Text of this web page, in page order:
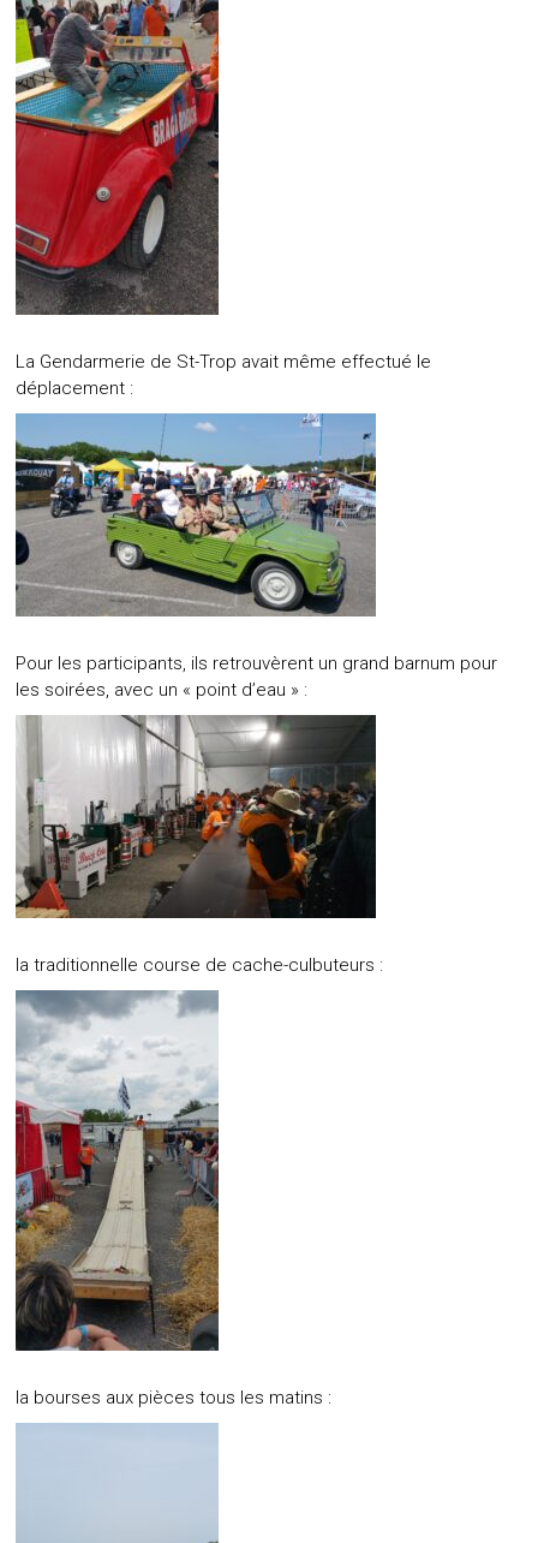
La Gendarmerie de St-Trop avait même effectué le
déplacement :
Pour les participants, ils retrouvèrent un grand barnum pour
les soirées, avec un « point d’eau » :
la traditionnelle course de cache-culbuteurs :
la bourses aux pièces tous les matins :